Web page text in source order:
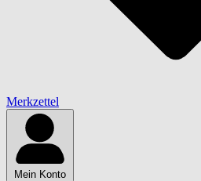
Merkzettel
Mein Konto